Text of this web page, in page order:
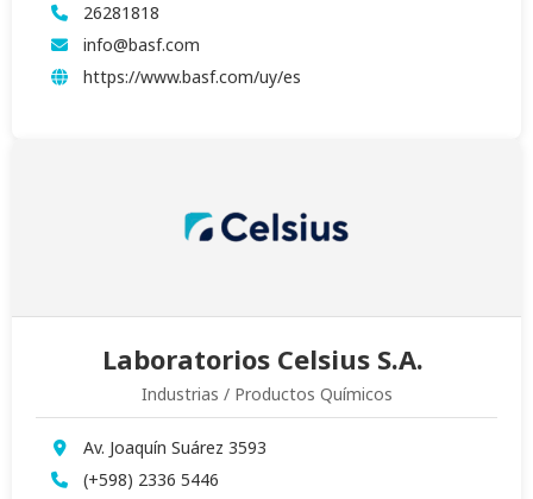
26281818
info@basf.com
https://www.basf.com/uy/es
Laboratorios Celsius S.A.
Industrias / Productos Químicos
Av. Joaquín Suárez 3593
(+598) 2336 5446